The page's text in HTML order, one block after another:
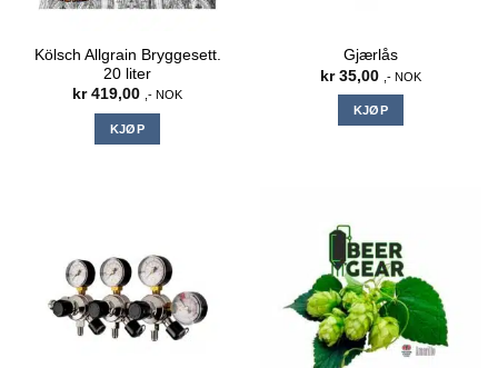
Kölsch Allgrain Bryggesett.
20 liter
kr419,00 ,- NOK
KJØP
Gjærlås
kr35,00 ,- NOK
KJØP